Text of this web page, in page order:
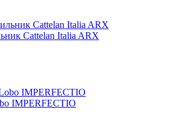
Cattelan Italia ARX
IMPERFECTIO